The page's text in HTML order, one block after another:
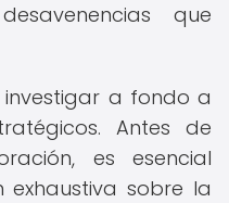
que
a fondo a
Antes de
es esencial
exhaustiva sobre la